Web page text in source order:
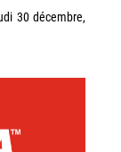
30 décembre,